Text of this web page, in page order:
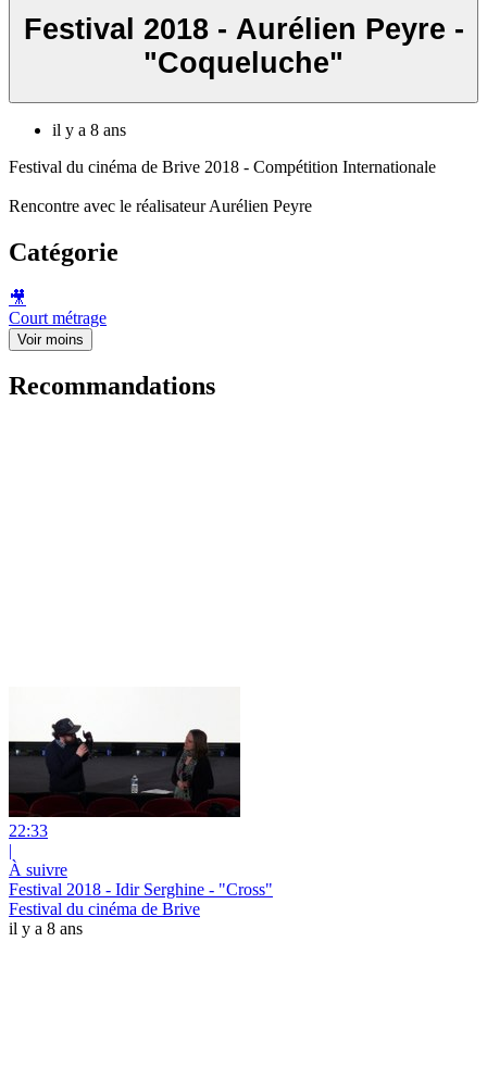
Festival 2018 - Aurélien Peyre -
"Coqueluche"
il y a 8 ans
Festival du cinéma de Brive 2018 - Compétition Internationale
Rencontre avec le réalisateur Aurélien Peyre
Catégorie
🎥
Court métrage
Voir moins
Recommandations
22:33
|
À suivre
Festival 2018 - Idir Serghine - "Cross"
Festival du cinéma de Brive
il y a 8 ans